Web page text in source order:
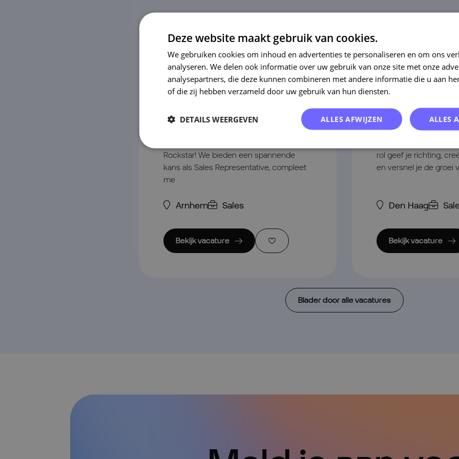
Sales
Representative
Rockstar! We bieden een spannende
kans als Sales Representative, compleet
me
Arnhem Sales
Bekijk vacature
Manager
Sales
Wil jij een team laten
rol geef je richting,
en versnel je de groei
Den Haag
Bekijk vacature
Blader door alle vacatures
Deze website maakt gebruik van cookies.
We gebruiken cookies om inhoud en advertenties te personaliseren en om ons
analyseren. We delen ook informatie over uw gebruik van onze site met onze
analysepartners, die deze kunnen combineren met andere informatie die u aan
of die zij hebben verzameld door uw gebruik van hun diensten.
ALLES
ALLES AFWIJZEN
DETAILS WEERGEVEN